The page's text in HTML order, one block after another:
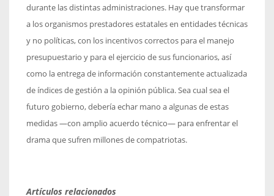
durante las distintas administraciones. Hay que transformar
a los organismos prestadores estatales en entidades técnicas
y no políticas, con los incentivos correctos para el manejo
presupuestario y para el ejercicio de sus funcionarios, así
como la entrega de información constantemente actualizada
de índices de gestión a la opinión pública. Sea cual sea el
futuro gobierno, debería echar mano a algunas de estas
medidas —con amplio acuerdo técnico— para enfrentar el
drama que sufren millones de compatriotas.
Artículos relacionados